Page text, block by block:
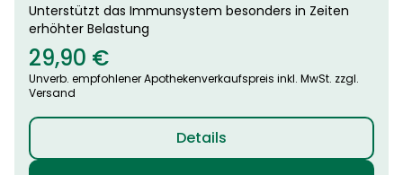
Unterstützt das Immunsystem besonders in Zeiten
erhöhter Belastung
29,90 €
Unverb. empfohlener Apothekenverkaufspreis inkl. MwSt. zzgl.
Versand
Details